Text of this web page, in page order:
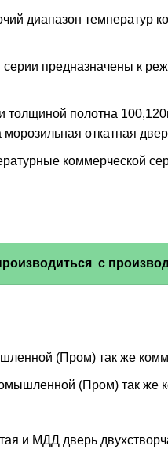
диапазон температур
предназначены к
толщиной полотна
откатная
коммерческой
с
(Пром) так же
(Пром) так же
и МДД дверь